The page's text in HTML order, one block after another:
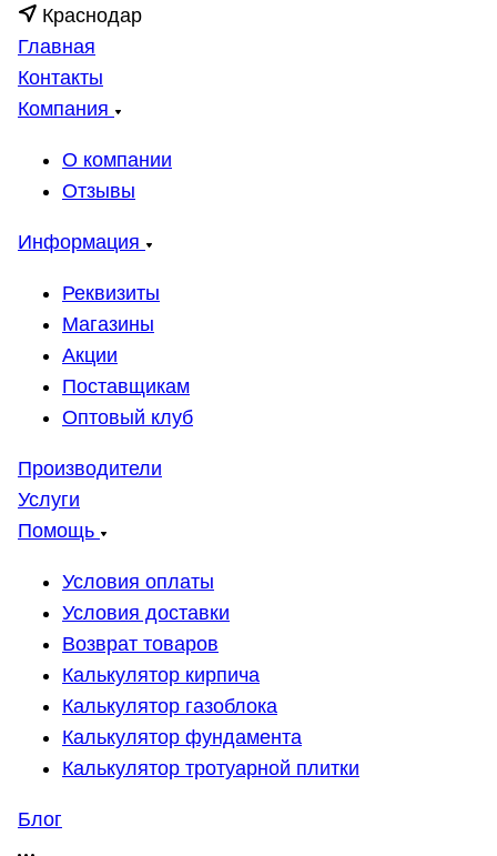
Краснодар
Главная
Контакты
Компания
О компании
Отзывы
Информация
Реквизиты
Магазины
Акции
Поставщикам
Оптовый клуб
Производители
Услуги
Помощь
Условия оплаты
Условия доставки
Возврат товаров
Калькулятор кирпича
Калькулятор газоблока
Калькулятор фундамента
Калькулятор тротуарной плитки
Блог